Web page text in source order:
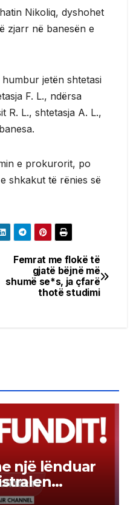
Nikoliq, dyshohet
zjarr në banesën e
jetën shtetasi
F. L., ndërsa
R. L., shtetasja A. L.,
e prokurorit, po
shkakut të rënies së
Femrat me flokë të
gjatë bëjnë më
shumë se*s, ja çfarë
thotë studimi
një lënduar